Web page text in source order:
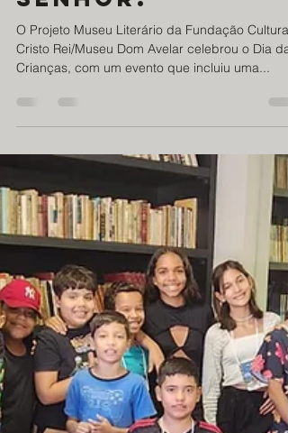
Museu é lugar
brincar? - É, sim
senhor!
Cristo Rei/Museu Dom Avelar celebrou o Dia das